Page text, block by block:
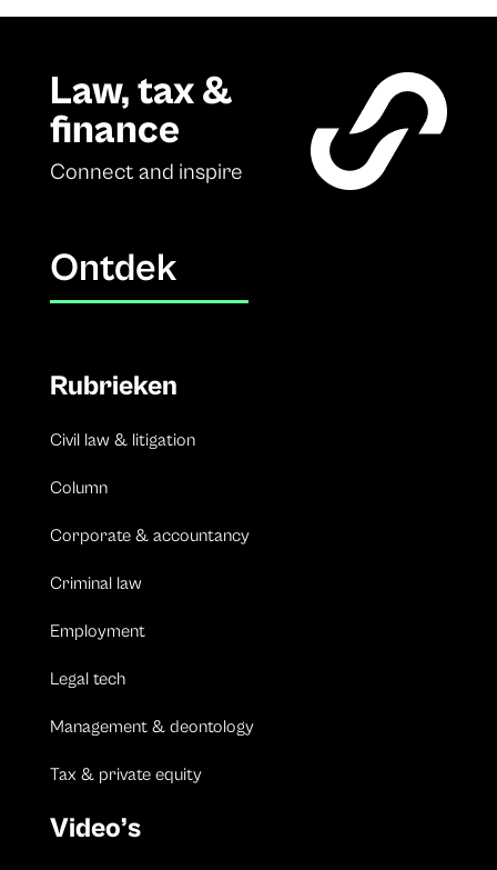
Law, tax &
finance
Connect and inspire
Ontdek
Rubrieken
Civil law & litigation
Column
Corporate & accountancy
Criminal law
Employment
Legal tech
Management & deontology
Tax & private equity
Video’s